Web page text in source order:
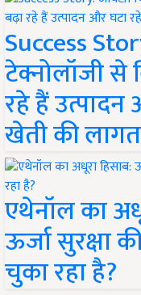
Success
टेक्नोलॉजी
रहे हैं
खेती की
एथेनॉल का
ऊर्जा सुरक्षा
चुका रहा है?